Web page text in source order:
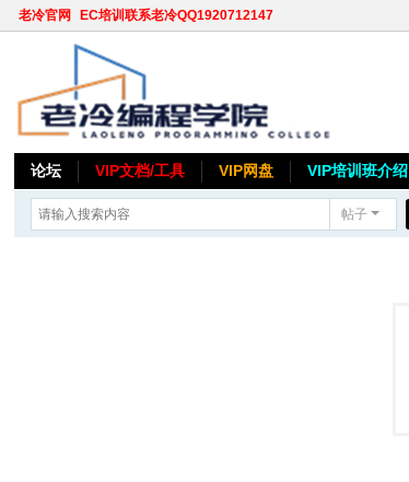
老冷官网 EC培训联系老冷QQ1920712147
论坛 VIP文档/工具 VIP网盘 VIP培训班介绍
帖子